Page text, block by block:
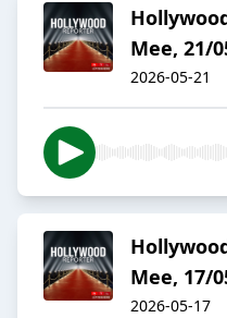
Mee, 21/
2026-05-21
Mee, 17/
2026-05-17